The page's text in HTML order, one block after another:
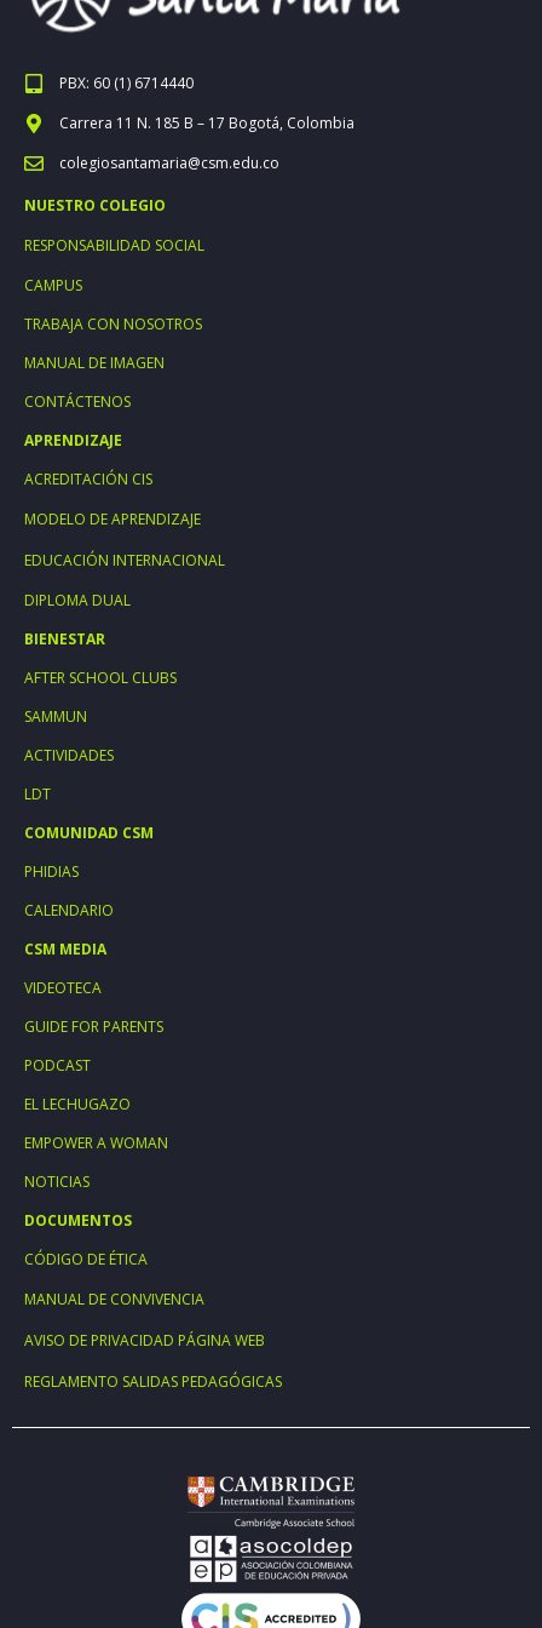
PBX: 60 (1) 6714440
Carrera 11 N. 185 B – 17 Bogotá, Colombia
colegiosantamaria@csm.edu.co
NUESTRO COLEGIO
RESPONSABILIDAD SOCIAL
CAMPUS
TRABAJA CON NOSOTROS
MANUAL DE IMAGEN
CONTÁCTENOS
APRENDIZAJE
ACREDITACIÓN CIS
MODELO DE APRENDIZAJE
EDUCACIÓN INTERNACIONAL
DIPLOMA DUAL
BIENESTAR
AFTER SCHOOL CLUBS
SAMMUN
ACTIVIDADES
LDT
COMUNIDAD CSM
PHIDIAS
CALENDARIO
CSM MEDIA
VIDEOTECA
GUIDE FOR PARENTS
PODCAST
EL LECHUGAZO
EMPOWER A WOMAN
NOTICIAS
DOCUMENTOS
CÓDIGO DE ÉTICA
MANUAL DE CONVIVENCIA
AVISO DE PRIVACIDAD PÁGINA WEB
REGLAMENTO SALIDAS PEDAGÓGICAS